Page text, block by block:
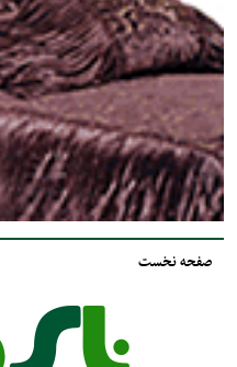
صفحه نخست